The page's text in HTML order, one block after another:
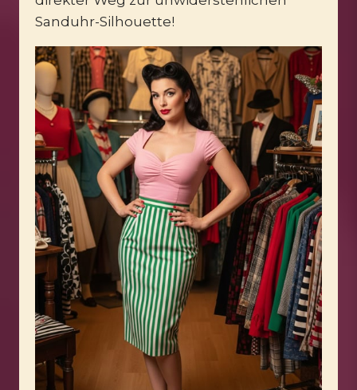
Sanduhr-Silhouette!